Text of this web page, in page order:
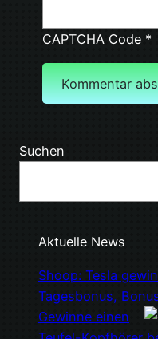
CAPTCHA Code*
Suchen
Aktuelle News
Shoop: Tesla
Tagesbonus,
Gewinne einen